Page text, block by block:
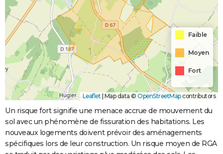
Faible
Moyen
Fort
Leaflet Map data © OpenStreetMapcontributors
Un risque fort signifie une menace accrue de mouvement du
sol avec un phénomène de fissuration des habitations. Les
nouveaux logements doivent prévoir des aménagements
spécifiques lors de leur construction. Un risque moyen de RGA